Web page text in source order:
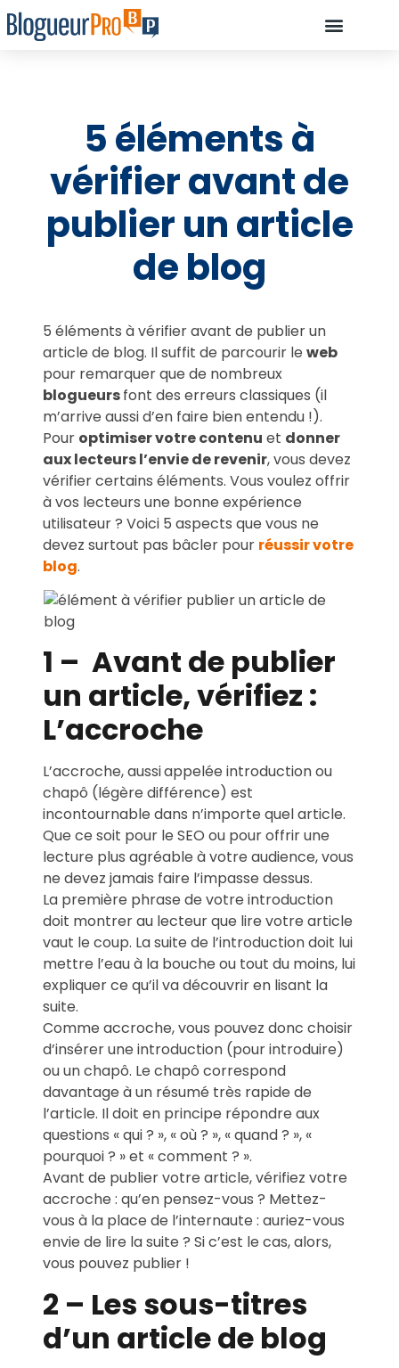
5 éléments à
vérifier avant de
publier un article
de blog
5 éléments à vérifier avant de publier un
article de blog. Il suffit de parcourir le web
pour remarquer que de nombreux
blogueursfont des erreurs classiques (il
m’arrive aussi d’en faire bien entendu !).
Pour optimiser votre contenu et donner
aux lecteurs l’envie de revenir, vous devez
vérifier certains éléments. Vous voulez offrir
à vos lecteurs une bonne expérience
utilisateur ? Voici 5 aspects que vous ne
devez surtout pas bâcler pour réussir votre
blog.
1 – Avant de publier
un article, vérifiez :
L’accroche
L’accroche, aussiappelée introduction ou
chapô (légère différence) est
incontournable dans n’importe quel article.
Que ce soit pour le SEO ou pour offrir une
lecture plus agréable à votre audience, vous
ne devez jamais faire l’impasse dessus.
La première phrase de votre introduction
doit montrer au lecteur que lire votre article
vaut le coup. La suite de l’introduction doit lui
mettre l’eau à la bouche ou tout du moins, lui
expliquer ce qu’il va découvrir en lisant la
suite.
Comme accroche, vous pouvez donc choisir
d’insérer une introduction (pour introduire)
ou un chapô. Le chapô correspond
davantage à un résumé très rapide de
l’article. Il doit en principe répondre aux
questions « qui ? », « où ? », « quand ? », «
pourquoi ? » et « comment ? ».
Avant de publier votre article, vérifiez votre
accroche : qu’en pensez-vous ? Mettez-
vous à la place de l’internaute : auriez-vous
envie de lire la suite ? Si c’est le cas, alors,
vous pouvez publier !
2 – Les sous-titres
d’un article de blog